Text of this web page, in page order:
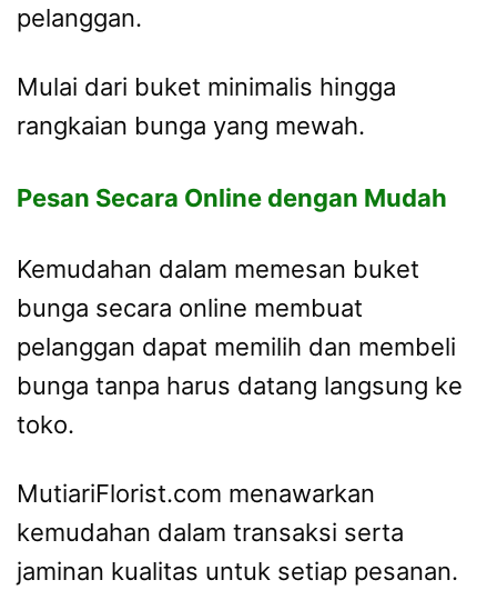
pelanggan.
Mulai dari buket minimalis hingga
rangkaian bunga yang mewah.
Pesan Secara Online dengan Mudah
Kemudahan dalam memesan buket
bunga secara online membuat
pelanggan dapat memilih dan membeli
bunga tanpa harus datang langsung ke
toko.
MutiariFlorist.com menawarkan
kemudahan dalam transaksi serta
jaminan kualitas untuk setiap pesanan.